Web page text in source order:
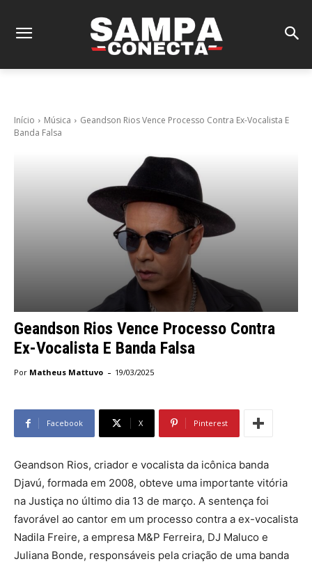
Início Música
Geandson Rios Vence Processo Contra Ex-Vocalista E
Banda Falsa
Geandson Rios Vence Processo Contra
Ex-Vocalista E Banda Falsa
Por Matheus Mattuvo - 19/03/2025
Facebook X Pinterest
Geandson Rios, criador e vocalista da icônica banda
Djavú, formada em 2008, obteve uma importante vitória
na Justiça no último dia 13 de março. A sentença foi
favorável ao cantor em um processo contra a ex-vocalista
Nadila Freire, a empresa M&P Ferreira, DJ Maluco e
Juliana Bonde, responsáveis pela criação de uma banda